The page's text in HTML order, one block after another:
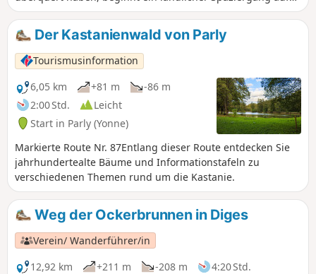
kleinen Straßen, die zu den Ortsteilen führen, und auf recht
schattigen Wegen.
Der Kastanienwald von Parly
Tourismusinformation
6,05 km
+81 m
-86 m
2:00 Std.
Leicht
Start in Parly (Yonne)
Markierte Route Nr. 87Entlang dieser Route entdecken Sie
jahrhundertealte Bäume und Informationstafeln zu
verschiedenen Themen rund um die Kastanie.
Weg der Ockerbrunnen in Diges
Verein/ Wanderführer/in
12,92 km
+211 m -208 m
4:20 Std.